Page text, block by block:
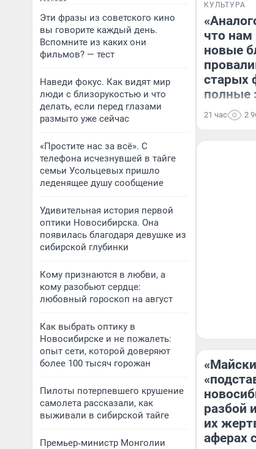
Эти фразы из советского кино
вы говорите каждый день.
Вспомните из каких они
фильмов? — тест
Наведи фокус. Как видят мир
люди с близорукостью и что
делать, если перед глазами
размыто уже сейчас
«Простите нас за всё». С
телефона исчезнувшей в тайге
семьи Усольцевых пришло
леденящее душу сообщение
Удивительная история первой
оптики Новосибирска. Она
появилась благодаря девушке из
сибирской глубинки
Кому признаются в любви, а
кому разобьют сердце:
любовный гороскоп на август
Как выбрать оптику в
Новосибирске и не пожалеть:
опыт сети, которой доверяют
более 100 тысяч горожан
Пилоты потерпевшего крушение
самолета рассказали, как
выживали в сибирской тайге
Премьер‑министр Монголии
КУЛЬТУРА
что
новые
старых
полные
21 час 2
разбой
их
аферах